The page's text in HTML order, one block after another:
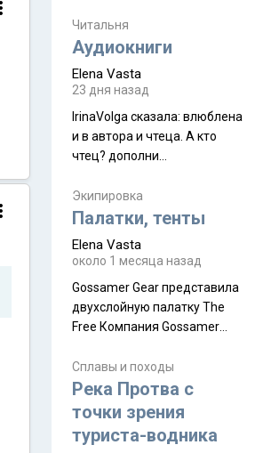
краешек, но все же схватила
ауру штата, как-то он меня
природа, мягкие
такая как бы переходная
ступень между привычной
нам Индией и остальными
надеюсь увидеть.
Читальня
Аудиокниги
Elena Vasta
23 дня назад
IrinaVolga сказалa: влюблена
и в автора и чтеца. А кто
чтец? дополни
Экипировка
Палатки, тенты
Elena Vasta
около 1 месяца назад
Gossamer Gear представила
двухслойную палатку The
Free Компания Gossamer
туристическую палатку The
Free, которая стала первой
ультралегкой моделью в
ассортименте
Сплавы и походы
Река Протва с
точки зрения
туриста-водника